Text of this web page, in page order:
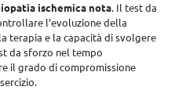
ischemica nota. Il test da
l’evoluzione della
terapia e la capacità di svolgere
da sforzo nel tempo
il grado di compromissione